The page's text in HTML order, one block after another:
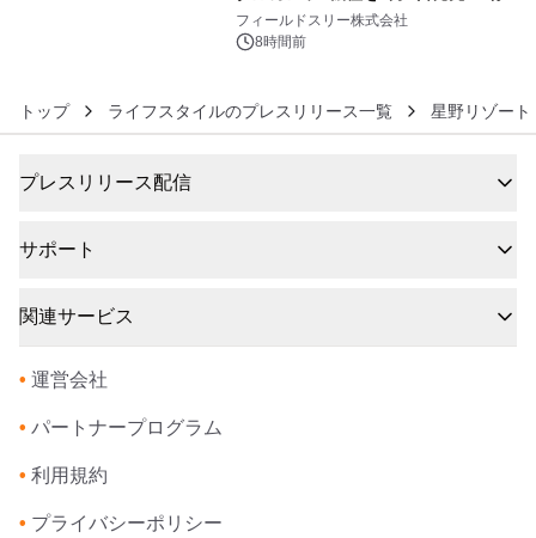
約1300万画素、用途別に選べるコンデ
ジ新登場
フィールドスリー株式会社
8時間前
トップ ライフスタイルのプレスリリース一覧 星野リゾート
プレスリリース配信
サポート
関連サービス
• 運営会社
• パートナープログラム
• 利用規約
• プライバシーポリシー